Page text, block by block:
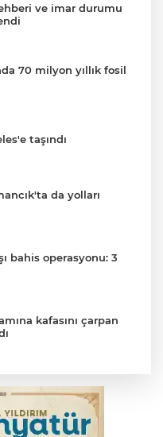
ve imar durumu
70 milyon yıllık fosil
taşındı
da yolları
bahis operasyonu: 3
kafasını çarpan